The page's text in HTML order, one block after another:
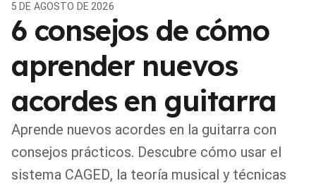
5 DE AGOSTO DE 2026
6 consejos de cómo
aprender nuevos
acordes en guitarra
Aprende nuevos acordes en la guitarra con
consejos prácticos. Descubre cómo usar el
sistema CAGED, la teoría musical y técnicas